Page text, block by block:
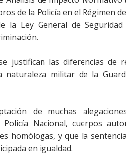
de la Policía en el Régimen
la Ley General de
justifican las diferencias de
naturaleza militar de la
de muchas
Nacional, cuerpos
homólogas, y que la
en igualdad.